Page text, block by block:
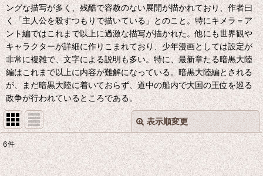
ングな描写が多く、残酷で容赦のない展開が描かれており、作者曰
く「主人公を殺すつもりで描いている」とのこと。特にキメラ＝ア
ント編ではこれまで以上に過激な描写が描かれた。他にも世界観や
キャラクターが詳細に作りこまれており、少年漫画としては設定が
非常に複雑で、文字による説明も多い。特に、最新章たる暗黒大陸
編はこれまで以上に内容が難解になっている。暗黒大陸編とされる
が、まだ暗黒大陸に着いておらず、道中の船内で大国の王位を巡る
政争が行われているところである。
表示順変更
表示数:
閉じる
6件